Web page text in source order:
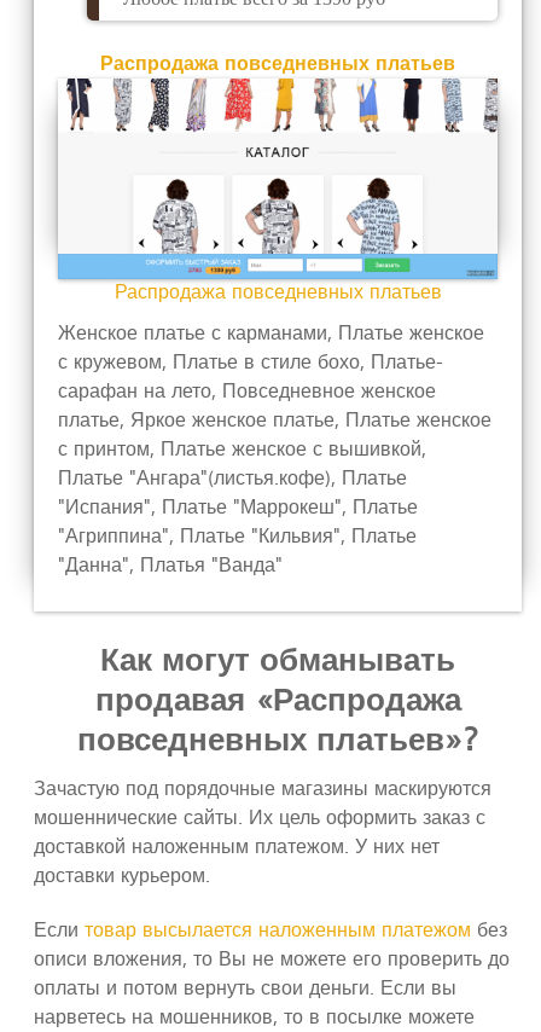
Распродажа повседневных платьев
Распродажа повседневных платьев
Женское платье с карманами, Платье женское
с кружевом, Платье в стиле бохо, Платье-
сарафан на лето, Повседневное женское
платье, Яркое женское платье, Платье женское
с принтом, Платье женское с вышивкой,
Платье "Ангара"(листья.кофе), Платье
"Испания", Платье "Маррокеш", Платье
"Агриппина", Платье "Кильвия", Платье
"Данна", Платья "Ванда"
Как могут обманывать
продавая «Распродажа
повседневных платьев»?
Зачастую под порядочные магазины маскируются
мошеннические сайты. Их цель оформить заказ с
доставкой наложенным платежом. У них нет
доставки курьером.
Еслитовар высылается наложенным платежом без
описи вложения, то Вы не можете его проверить до
оплаты и потом вернуть свои деньги. Если вы
нарветесь на мошенников, то в посылке можете